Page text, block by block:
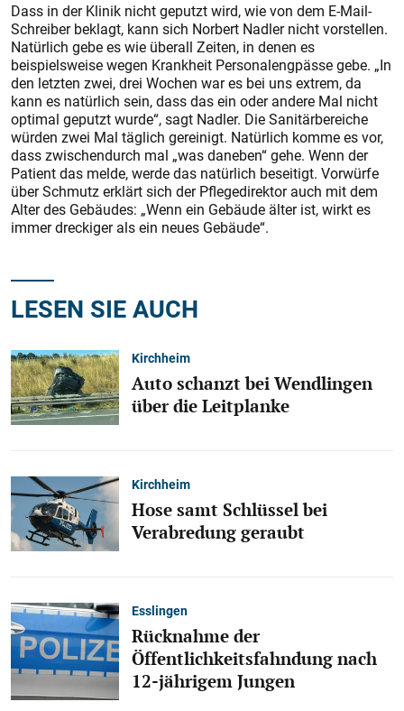
Dass in der Klinik nicht geputzt wird, wie von dem E-Mail-
Schreiber beklagt, kann sich Norbert Nadler nicht vorstellen.
Natürlich gebe es wie überall Zeiten, in denen es
beispielsweise wegen Krankheit Personalengpässe gebe. „In
den letzten zwei, drei Wochen war es bei uns extrem, da
kann es natürlich sein, dass das ein oder andere Mal nicht
optimal geputzt wurde“, sagt Nadler. Die Sanitärbereiche
würden zwei Mal täglich gereinigt. Natürlich komme es vor,
dass zwischendurch mal „was daneben“ gehe. Wenn der
Patient das melde, werde das natürlich beseitigt. Vorwürfe
über Schmutz erklärt sich der Pflegedirektor auch mit dem
Alter des Gebäudes: „Wenn ein Gebäude älter ist, wirkt es
immer dreckiger als ein neues Gebäude“.
LESEN SIE AUCH
Kirchheim
Auto schanzt bei Wendlingen
über die Leitplanke
Kirchheim
Hose samt Schlüssel bei
Verabredung geraubt
Esslingen
Rücknahme der
Öffentlichkeitsfahndung nach
12-jährigem Jungen